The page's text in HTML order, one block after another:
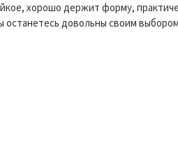
хорошо держит форму,
довольны своим